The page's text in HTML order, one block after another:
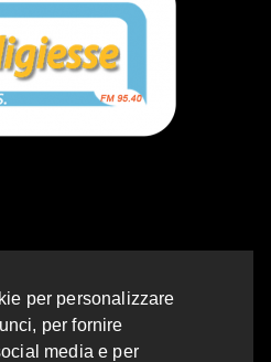
per personalizzare
per fornire
media e per